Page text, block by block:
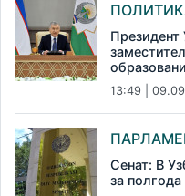
Президент
13:49 | 09.09
Сенат: В
за